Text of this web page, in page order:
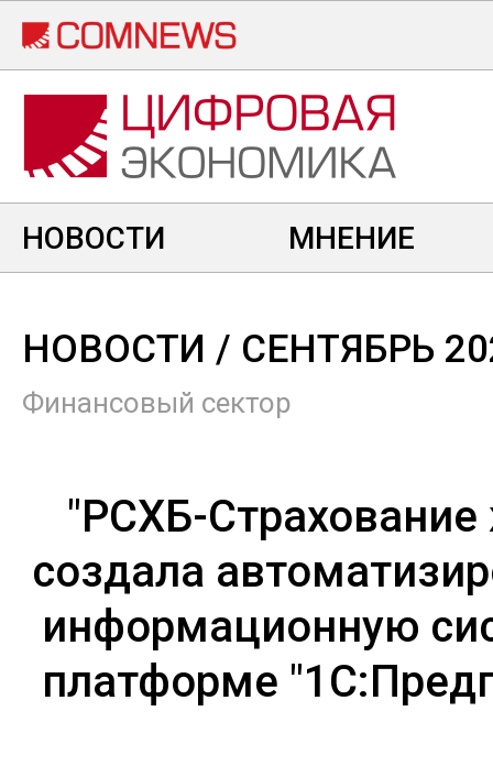
Перейти
к
основному
содержанию
НОВОСТИ МНЕНИЕ
НОВОСТИ / СЕНТЯБРЬ
Финансовый сектор
"РСХБ-
создала
информационную
платформе